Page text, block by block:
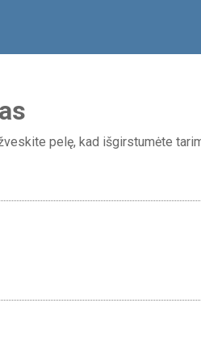
pelę, kad išgirstumėte